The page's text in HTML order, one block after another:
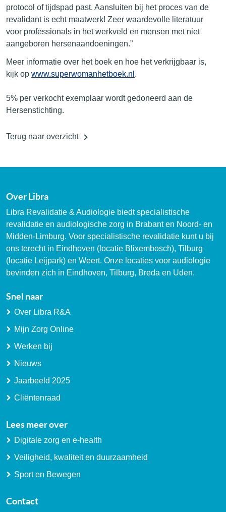
protocol of tijdspad past. Aansluiten bij het proces van de
revalidant is echt maatwerk! Zeer waardevolle literatuur
voor professionals in het werkveld en mensen met niet
aangeboren hersenaandoeningen.”
Meer informatie over het boek en hoe het verkrijgbaar is,
kijk op www.superwomanhetboek.nl .
5% per verkocht exemplaar wordt gedoneerd aan de
Hersenstichting.
Terug naar overzicht
Over Libra
Libra Revalidatie & Audiologie biedt specialistische
revalidatie en audiologische zorg in Brabant en Noord- en
Midden-Limburg. Voor specialistische revalidatie kunt u bij
ons terecht in Eindhoven (locatie Blixembosch), Tilburg
(locatie Leijpark) en Weert. Onze locaties voor audiologie
bevinden zich in Eindhoven, Tilburg, Breda en Uden.
Snel naar
Over Libra R&A
Mijn Zorg Online
Werken bij
Nieuws
Jaarbeeld 2025
Cliëntenraad
Lees meer over
Digitale zorg en e-health
Veiligheid, kwaliteit en duurzaamheid
Sport en Bewegen
Contact